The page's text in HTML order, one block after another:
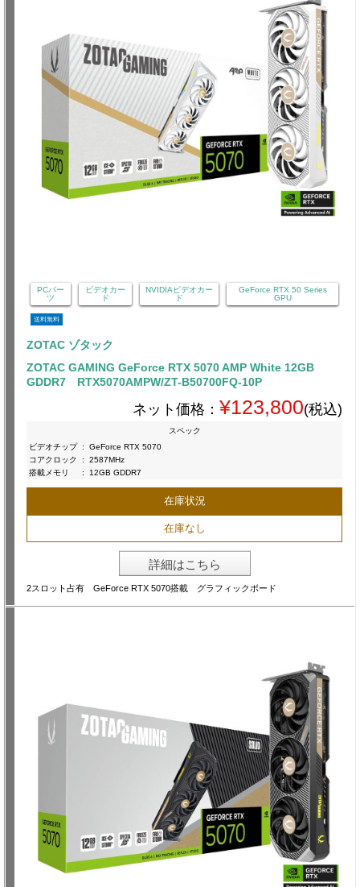
PCパー
ツ
ビデオカー
ド
NVIDIAビデオカー
ド
GeForce RTX 50 Series
GPU
送料無料
ZOTAC ゾタック
ZOTAC GAMING GeForce RTX 5070 AMP White 12GB
GDDR7 RTX5070AMPW/ZT-B50700FQ-10P
ネット価格： ¥123,800(税込)
スペック
ビデオチップ :
GeForce RTX 5070
コアクロック
:
2587MHz
搭載メモリ
: 12GB GDDR7
在庫状況
在庫なし
詳細はこちら
2スロット占有 GeForce RTX 5070搭載 グラフィックボード